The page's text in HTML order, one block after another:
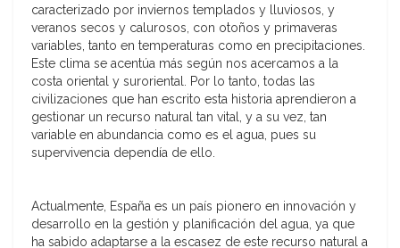
caracterizado por inviernos templados y lluviosos, y
veranos secos y calurosos, con otoños y primaveras
variables, tanto en temperaturas como en precipitaciones.
Este clima se acentúa más según nos acercamos a la
costa oriental y suroriental. Por lo tanto, todas las
civilizaciones que han escrito esta historia aprendieron a
gestionar un recurso natural tan vital, y a su vez, tan
variable en abundancia como es el agua, pues su
supervivencia dependía de ello.
Actualmente, España es un país pionero en innovación y
desarrollo en la gestión y planificación del agua, ya que
ha sabido adaptarse a la escasez de este recurso natural a